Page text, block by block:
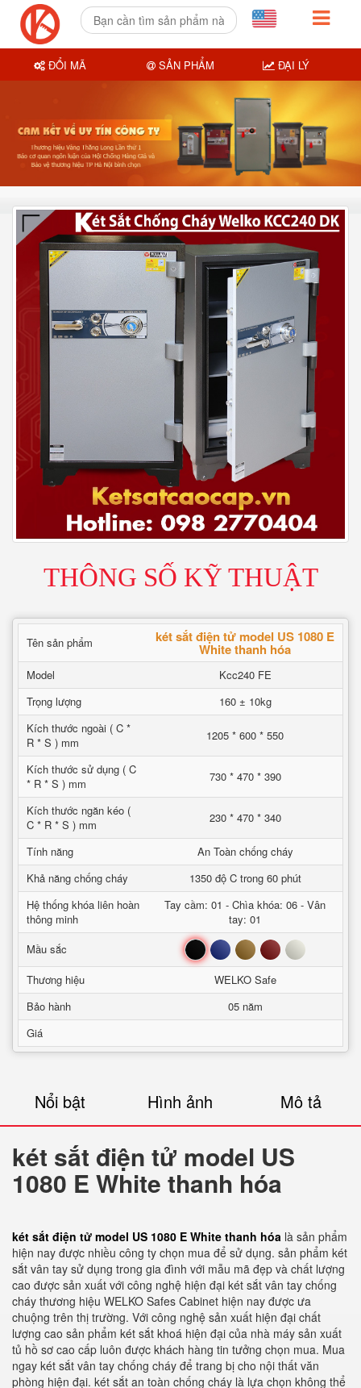
THÔNG SỐ KỸ THUẬT
Tên sản phẩm két sắt điện tử model US 1080 E
White thanh hóa
Model
Kcc240 FE
Trọng lượng
160 ± 10kg
Kích thước ngoài ( C *
R * S ) mm
1205 * 600 * 550
Kích thước sử dụng ( C
* R * S ) mm
730 * 470 * 390
Kích thước ngăn kéo (
C * R * S ) mm
230 * 470 * 340
Tính năng
An Toàn chống cháy
Khả năng chống cháy
1350 độ C trong 60 phút
Hệ thống khóa liên hoàn
thông minh
Tay cầm: 01 - Chìa khóa: 06 - Vân
tay: 01
Mầu sắc
Đen Xanh Nâu Đỏ Trắng
Thương hiệu
WELKO Safe
Bảo hành
05 năm
Giá
Nổi bật Hình ảnh Mô tả
két sắt điện tử model US
1080 E White thanh hóa
két sắt điện tử model US 1080 E White thanh hóa là sản phẩm
hiện nay được nhiều công ty chọn mua để sử dụng. sản phẩm két
sắt vân tay sử dụng trong gia đình với mẫu mã đẹp và chất lượng
cao được sản xuất với công nghệ hiện đại két sắt vân tay chống
cháy thương hiệu WELKO Safes Cabinet hiện nay được ưa
chuộng trên thị trường. Với công nghệ sản xuất hiện đại chất
lượng cao sản phẩm két sắt khoá hiện đại của nhà máy sản xuất
tủ hồ sơ cao cấp luôn được khách hàng tin tưởng chọn mua. Mua
ngay két sắt vân tay chống cháy để trang bị cho nội thất văn
phòng hiện đại. két sắt an toàn chống cháy là lựa chọn không thể
ĐỔI MÃ SẢN PHẨM ĐẠI LÝ